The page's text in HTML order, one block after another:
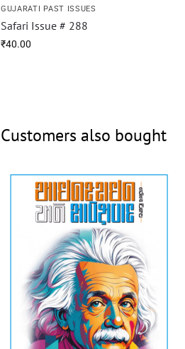
GUJARATI PAST ISSUES
Safari Issue # 288
₹40.00
Customers also bought